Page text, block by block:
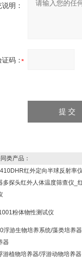
明：
证码：
类产品：
红外定向半球反射率
多探头红外人体温度筛查仪_
粉体物性测试仪
浮游生物培养系统/藻类培养
器
游植物培养器/浮游动物培养器